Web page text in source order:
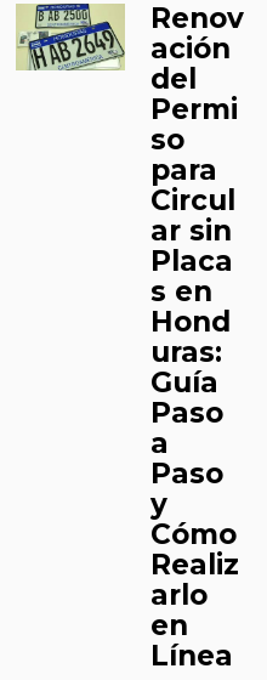
Renov
ación
del
Permi
so
para
Circul
ar sin
Placa
s en
Hond
uras:
Guía
Paso
a
Paso
y
Cómo
Realiz
arlo
en
Línea